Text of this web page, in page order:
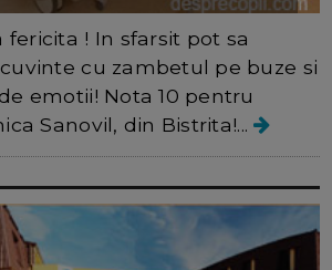
! In sfarsit pot sa
cu zambetul pe buze si
emotii! Nota 10 pentru
Sanovil, din Bistrita!...